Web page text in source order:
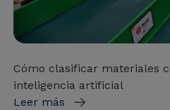
Cómo clasificar materiales
inteligencia artificial
Leer más